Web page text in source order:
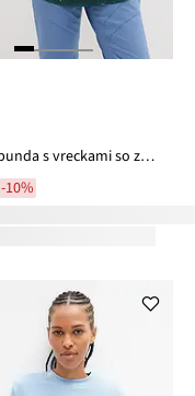
Flísová bunda s vreckami so zapínaním na zips
-10%